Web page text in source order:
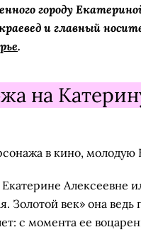
городу
и главный
.
на
в кино, молодую
Алексеевне
Золотой век» она ведь
с момента ее